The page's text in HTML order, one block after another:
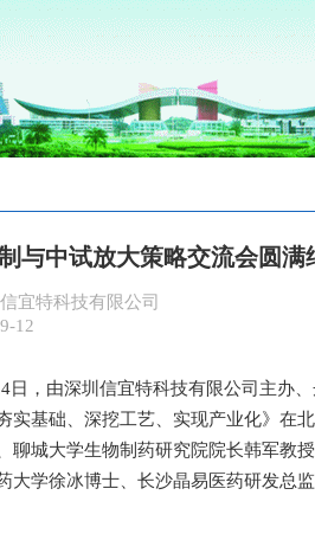
与中试放大策略交流会圆满
宜特科技有限公司
12
日，由深圳信宜特科技有限公司主办
基础、深挖工艺、实现产业化》在
聊城大学生物制药研究院院长韩军教
大学徐冰博士、长沙晶易医药研发总